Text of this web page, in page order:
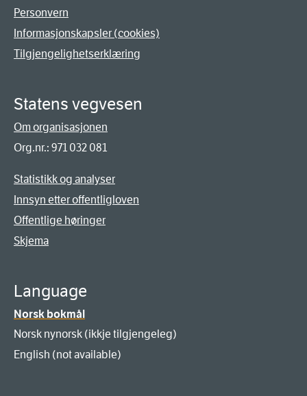
Personvern
Informasjonskapsler (cookies)
Tilgjengelighetserklæring
Statens vegvesen
Om organisasjonen
Org.nr.: 971 032 081
Statistikk og analyser
Innsyn etter offentligloven
Offentlige høringer
Skjema
Language
Norsk bokmål
Norsk nynorsk (ikkje tilgjengeleg)
English (not available)